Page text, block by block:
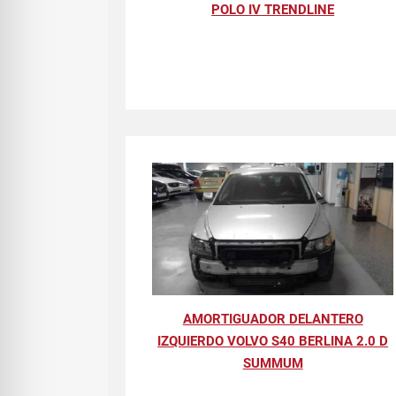
POLO IV TRENDLINE
AMORTIGUADOR DELANTERO
IZQUIERDO VOLVO S40 BERLINA 2.0 D
SUMMUM